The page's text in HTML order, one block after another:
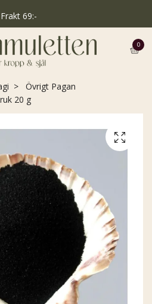
Frakt 69:-
0
Övrigt Pagan
20 g